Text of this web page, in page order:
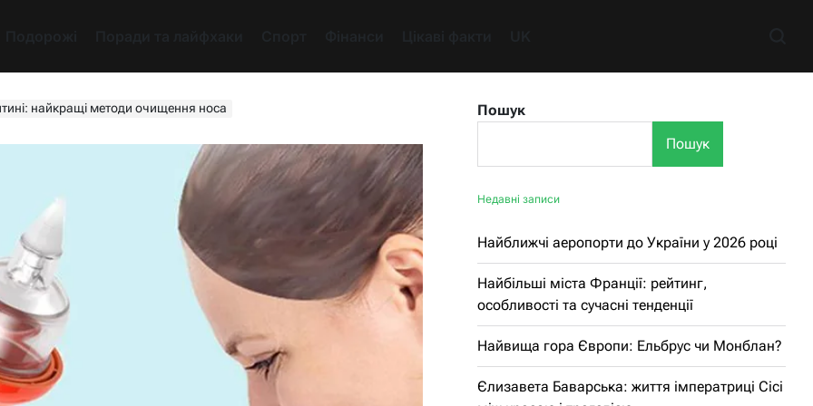
найкращі методи очищення носа
Пошук
Пошук
Недавні записи
Найближчі аеропорти до України у 2026 році
Найбільші міста Франції: рейтинг,
особливості та сучасні тенденції
Найвища гора Європи: Ельбрус чи Монблан?
Єлизавета Баварська: життя імператриці Сісі